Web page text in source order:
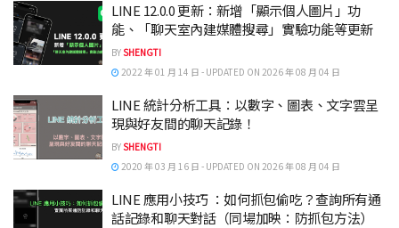
LINE 12.0.0 更新：新增「顯示個人圖片」功
能、「聊天室內建媒體搜尋」實驗功能等更新
BYSHENGTI
2022 年 01 月 14 日 - UPDATED ON 2026 年 08 月 04 日
LINE 統計分析工具：以數字、圖表、文字雲呈
現與好友間的聊天記錄！
BYSHENGTI
2020 年 03 月 16 日 - UPDATED ON 2026 年 08 月 04 日
LINE 應用小技巧 ：如何抓包偷吃？查詢所有通
話記錄和聊天對話（同場加映：防抓包方法）